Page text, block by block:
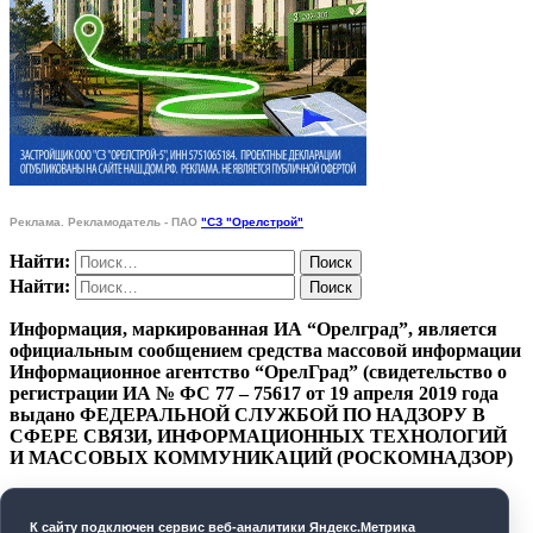
Реклама. Рекламодатель - ПАО "СЗ "Орелстрой"
Найти:
Найти:
Информация, маркированная ИА “Орелград”, является
официальным сообщением средства массовой информации
Информационное агентство “ОрелГрад” (свидетельство о
регистрации ИА № ФС 77 – 75617 от 19 апреля 2019 года
выдано ФЕДЕРАЛЬНОЙ СЛУЖБОЙ ПО НАДЗОРУ В
СФЕРЕ СВЯЗИ, ИНФОРМАЦИОННЫХ ТЕХНОЛОГИЙ
И МАССОВЫХ КОММУНИКАЦИЙ (РОСКОМНАДЗОР)
К cайту подключен сервис веб-аналитики Яндекс.Метрика